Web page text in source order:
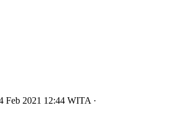
Feb 2021 12:44 WITA ·